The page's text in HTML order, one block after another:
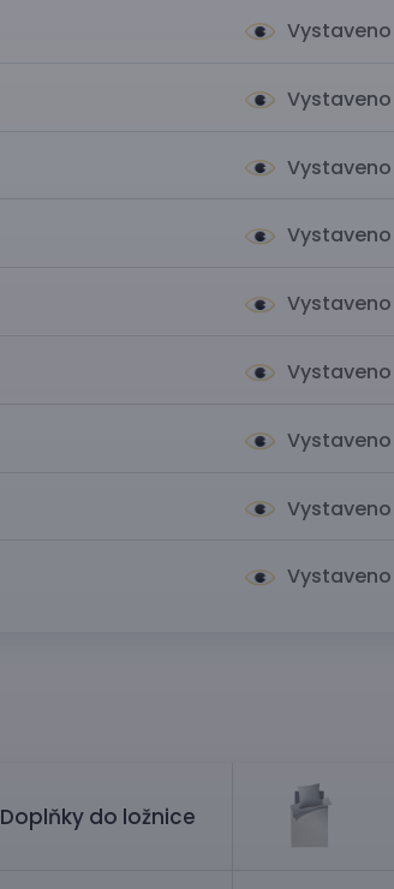
Vystaveno
Vystaveno
Vystaveno
Vystaveno
Vystaveno
Vystaveno
Vystaveno
Vystaveno
Vystaveno
Doplňky do ložnice